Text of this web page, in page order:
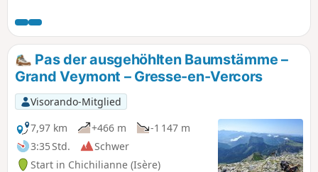
beide Richtungen begangen werden. Auf der Strecke gibt
es keine besonderen technischen Schwierigkeiten, außer in
den Schluchten, wo man sich beim Klettern möglicherweise
mit den Händen abstützen muss.
Pas der ausgehöhlten Baumstämme –
Grand Veymont – Gresse-en-Vercors
Visorando-Mitglied
7,97 km
+466 m
-1 147 m
3:35 Std.
Schwer
Start in Chichilianne (Isère)